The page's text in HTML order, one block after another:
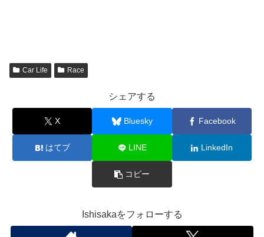
Car Life Race
シェアする
X Bluesky Facebook
はてブ LINE LinkedIn
コピー
Ishisakaをフォローする